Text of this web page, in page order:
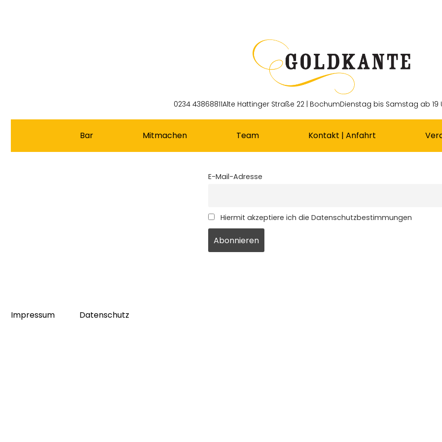
0234 43868811Alte Hattinger Straße 22 | BochumDienstag bis Samstag ab 19
Bar Mitmachen Team Kontakt | Anfahrt
E-Mail-Adresse
Hiermit akzeptiere ich die Datenschutzbestimmungen
Impressum Datenschutz